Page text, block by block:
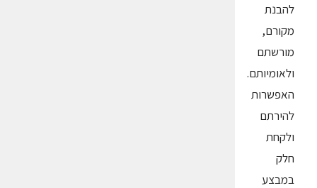
להבנת
מקורם,
מורשתם
ולאומיותם.
האפשרות
להירתם
ולקחת
חלק
במבצע